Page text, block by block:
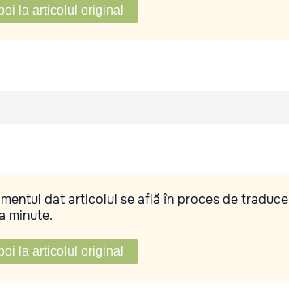
la articolul original
dat articolul se află în proces de
minute.
la articolul original